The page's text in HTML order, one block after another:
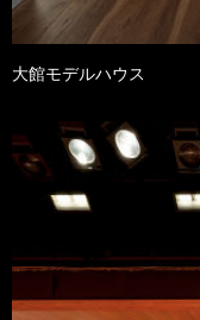
大館モデルハウス